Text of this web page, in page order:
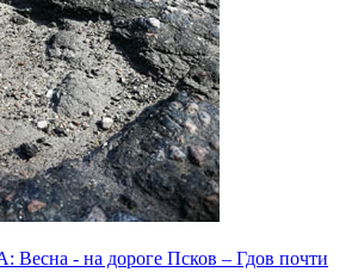
- на дороге Псков – Гдов почти